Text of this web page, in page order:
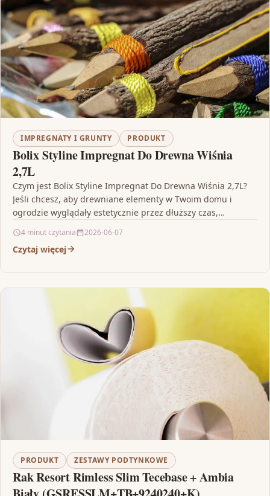
IMPREGNATY I GRUNTY PRODUKT
Bolix Styline Impregnat Do Drewna Wiśnia
2,7L
Czym jest Bolix Styline Impregnat Do Drewna Wiśnia 2,7L?
Jeśli chcesz, aby drewniane elementy w Twoim domu i
ogrodzie wyglądały estetycznie przez dłuższy czas,…
4 minut czytania 2026-06-07
Czytaj więcej
PRODUKT ZESTAWY PODTYNKOWE
Rak Resort Rimless Slim Tecebase + Ambia